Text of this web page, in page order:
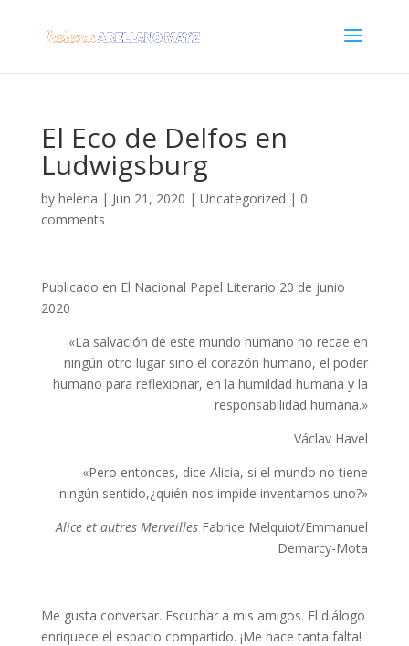
El Eco de Delfos en
Ludwigsburg
by helena | Jun 21, 2020 | Uncategorized | 0
comments
Publicado en El Nacional Papel Literario 20 de junio
2020
«La salvación de este mundo humano no recae en
ningún otro lugar sino el corazón humano, el poder
humano para reflexionar, en la humildad humana y la
responsabilidad humana.»
Václav Havel
«Pero entonces, dice Alicia, si el mundo no tiene
ningún sentido,¿quién nos impide inventarnos uno?»
Alice et autres Merveilles Fabrice Melquiot/Emmanuel
Demarcy-Mota
Me gusta conversar. Escuchar a mis amigos. El diálogo
enriquece el espacio compartido. ¡Me hace tanta falta!